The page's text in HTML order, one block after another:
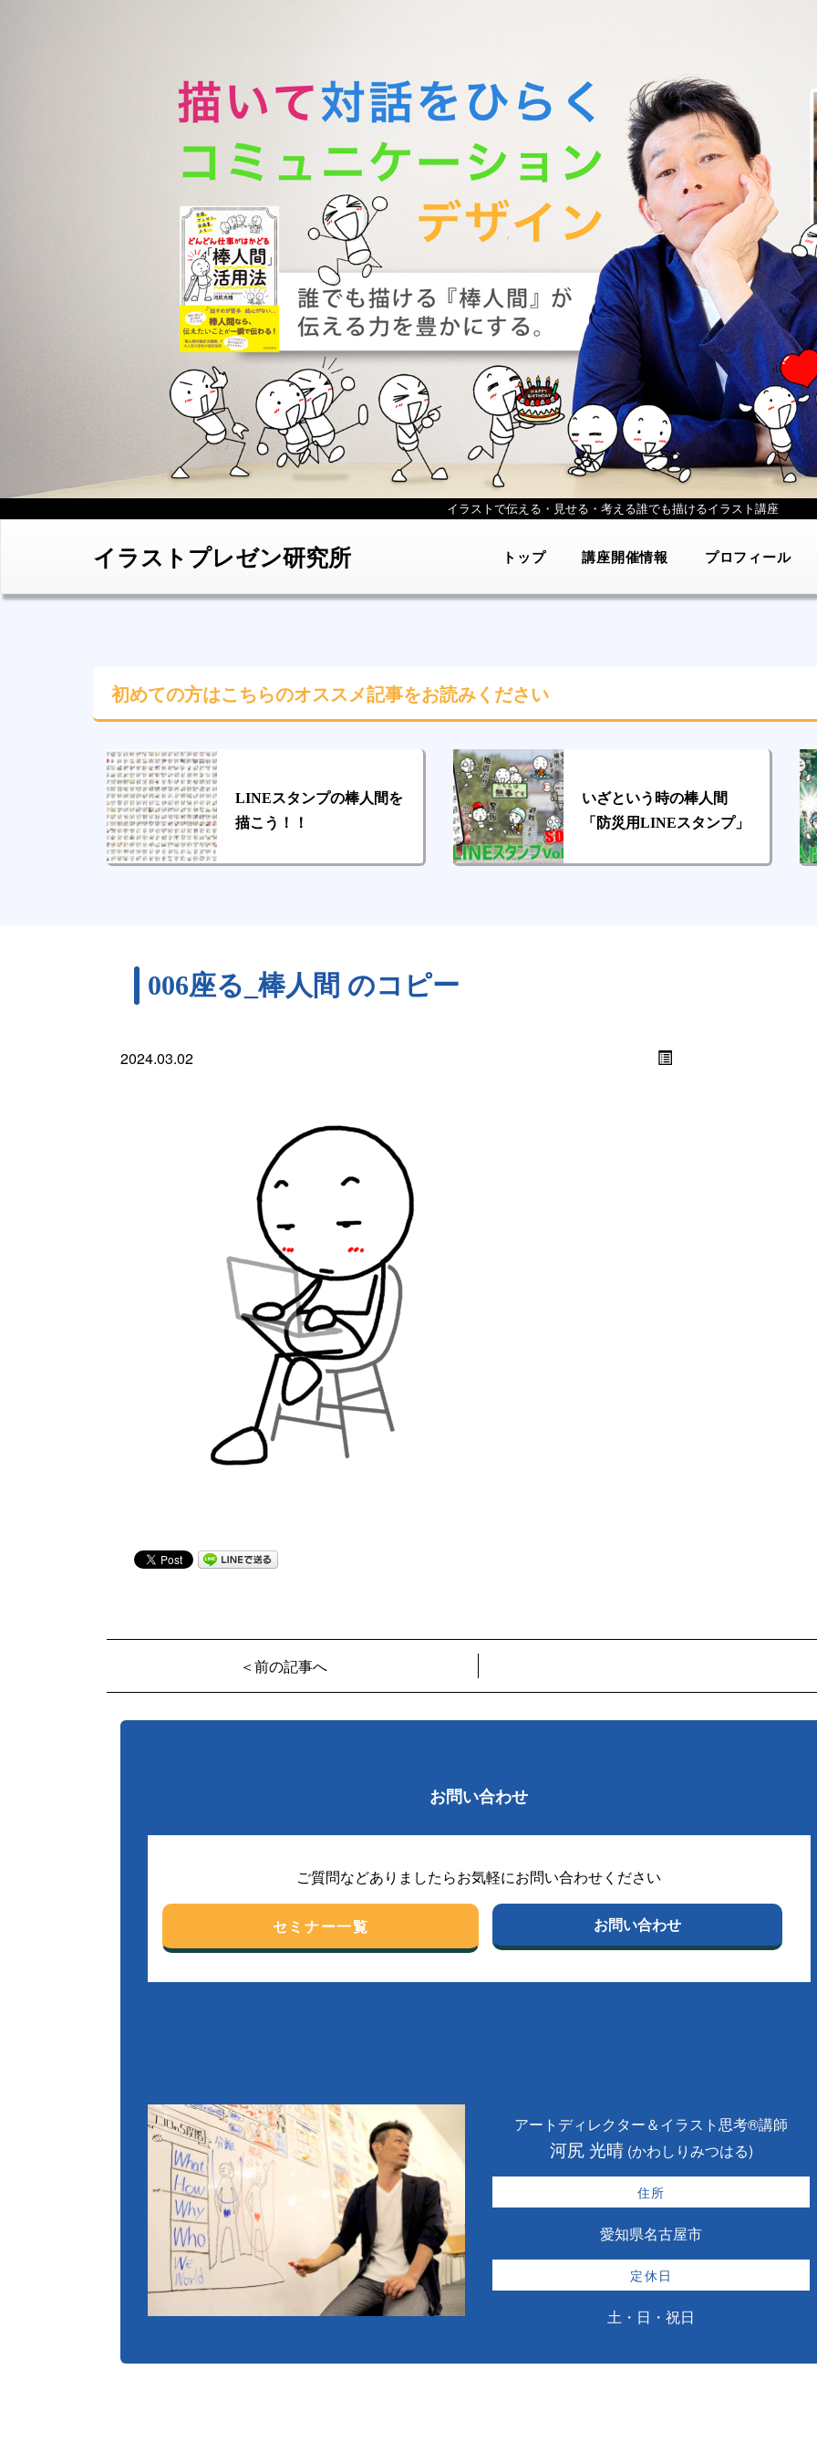
イラストで伝える・見せる・考える誰でも描けるイラスト講座
イラストプレゼン研究所 トップ 講座開催情報 プロフィール
初めての方はこちらのオススメ記事をお読みください
LINEスタンプの棒人間を
描こう！！
いざという時の棒人間
「防災用LINEスタンプ」
006座る_棒人間 のコピー
2024.03.02
＜前の記事へ
お問い合わせ
ご質問などありましたらお気軽にお問い合わせください
セミナー一覧 お問い合わせ
アートディレクター＆イラスト思考®講師
河尻 光晴(かわしりみつはる)
住所
愛知県名古屋市
定休日
土・日・祝日